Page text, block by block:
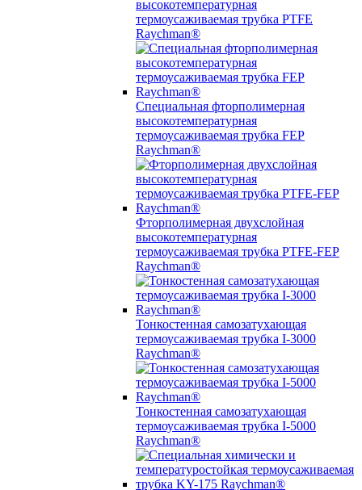
высокотемпературная
термоусаживаемая трубка PTFE
Raychman®
Специальная фторполимерная
высокотемпературная
термоусаживаемая трубка FEP
Raychman®
Фторполимерная двухслойная
высокотемпературная
термоусаживаемая трубка PTFE-FEP
Raychman®
Тонкостенная самозатухающая
термоусаживаемая трубка I-3000
Raychman®
Тонкостенная самозатухающая
термоусаживаемая трубка I-5000
Raychman®